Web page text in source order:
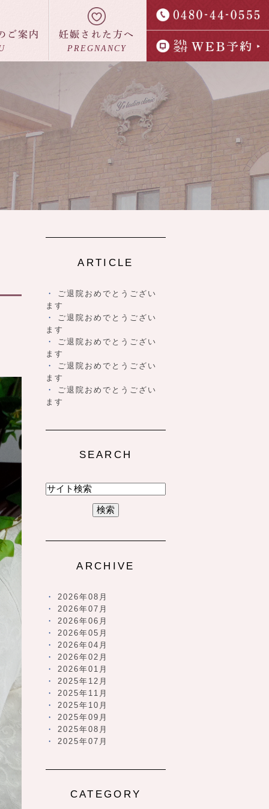
ご案内 妊娠された方へ
PREGNANCY
内 よくあるご質問
ARTICLE
ご退院おめでとうござい
ます
ご退院おめでとうござい
ます
ご退院おめでとうござい
ます
ご退院おめでとうござい
ます
ご退院おめでとうござい
ます
SEARCH
ARCHIVE
2026年08月
2026年07月
2026年06月
2026年05月
2026年04月
2026年02月
2026年01月
2025年12月
2025年11月
2025年10月
2025年09月
2025年08月
2025年07月
CATEGORY